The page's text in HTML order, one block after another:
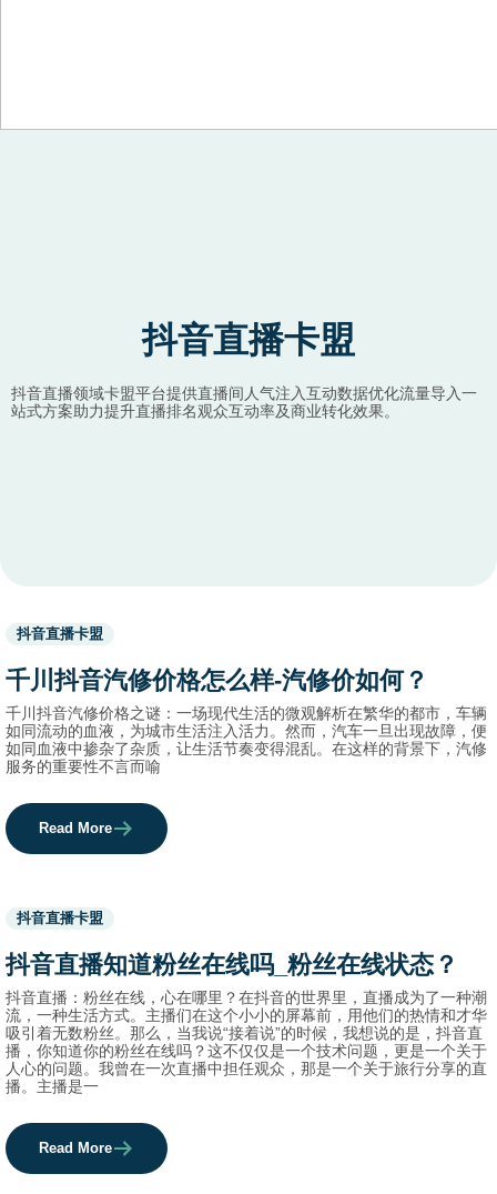
抖音直播卡盟
抖音直播领域卡盟平台提供直播间人气注入互动数据优化流量导入一
站式方案助力提升直播排名观众互动率及商业转化效果。
Used
before
category
names.
抖音直播卡盟
千川抖音汽修价格怎么样-汽修价如何？
千川抖音汽修价格之谜：一场现代生活的微观解析在繁华的都市，车辆
如同流动的血液，为城市生活注入活力。然而，汽车一旦出现故障，便
如同血液中掺杂了杂质，让生活节奏变得混乱。在这样的背景下，汽修
服务的重要性不言而喻
Read More
Used
before
category
names.
抖音直播卡盟
抖音直播知道粉丝在线吗_粉丝在线状态？
抖音直播：粉丝在线，心在哪里？在抖音的世界里，直播成为了一种潮
流，一种生活方式。主播们在这个小小的屏幕前，用他们的热情和才华
吸引着无数粉丝。那么，当我说“接着说”的时候，我想说的是，抖音直
播，你知道你的粉丝在线吗？这不仅仅是一个技术问题，更是一个关于
人心的问题。我曾在一次直播中担任观众，那是一个关于旅行分享的直
播。主播是一
Read More